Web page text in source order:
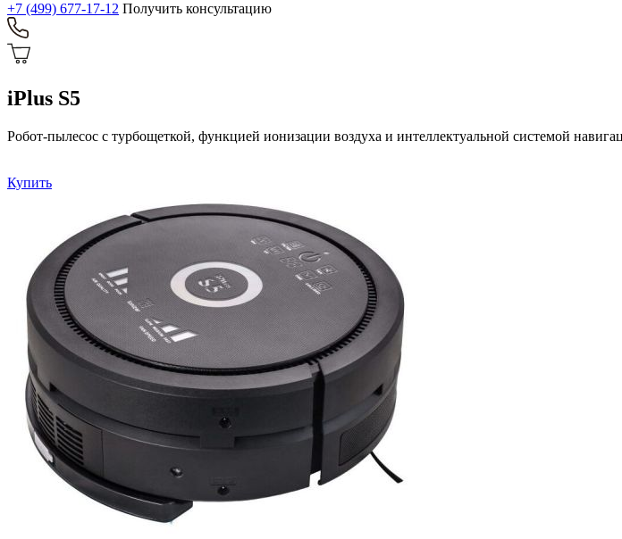
+7 (499) 677-17-12 Получить консультацию
iPlus S5
Робот-пылесос с турбощеткой, функцией ионизации воздуха и интеллектуальной системой
Купить